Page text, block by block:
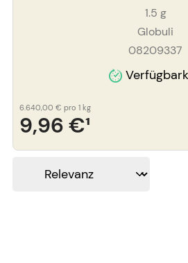
1.5 g
Globuli
08209337
9,96 €¹
6.640,00 € pro 1 kg